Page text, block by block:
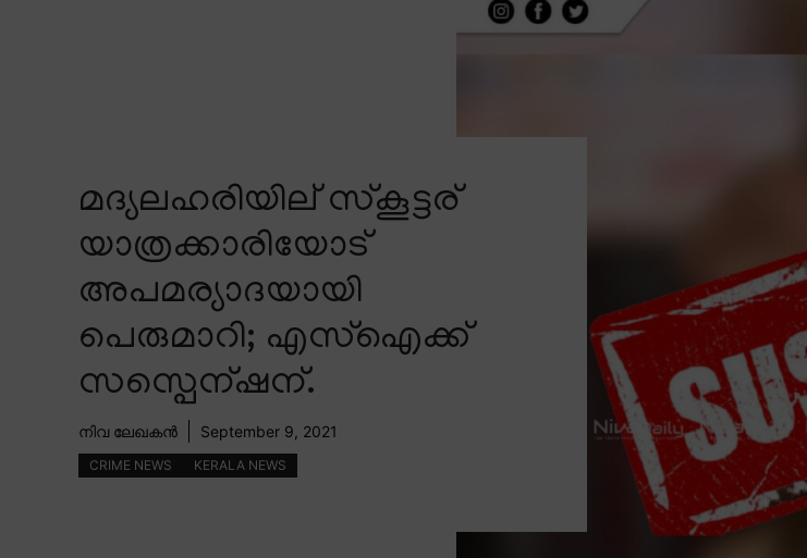
മദ്യലഹരിയില് സ്കൂട്ടര്
യാത്രക്കാരിയോട്
അപമര്യാദയായി
പെരുമാറി; എസ്ഐക്ക്
സസ്പെന്ഷന്.
നിവ ലേഖകൻ September 9, 2021
CRIME NEWS KERALA NEWS